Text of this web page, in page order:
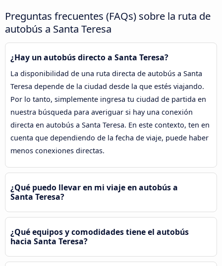
Preguntas frecuentes (FAQs) sobre la ruta de
autobús a Santa Teresa
¿Hay un autobús directo a Santa Teresa?
La disponibilidad de una ruta directa de autobús a Santa
Teresa depende de la ciudad desde la que estés viajando.
Por lo tanto, simplemente ingresa tu ciudad de partida en
nuestra búsqueda para averiguar si hay una conexión
directa en autobús a Santa Teresa. En este contexto, ten en
cuenta que dependiendo de la fecha de viaje, puede haber
menos conexiones directas.
¿Qué puedo llevar en mi viaje en autobús a
Santa Teresa?
¿Qué equipos y comodidades tiene el autobús
hacia Santa Teresa?